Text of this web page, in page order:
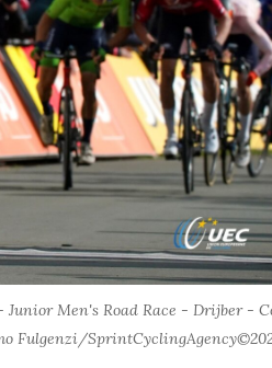
Men's Road Race - Drijber -
Fulgenzi/